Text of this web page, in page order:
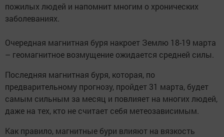
пожилых людей и напомнит многим о хронических
заболеваниях.
Очередная магнитная буря накроет Землю 18-19 марта
– геомагнитное возмущение ожидается средней силы.
Последняя магнитная буря, которая, по
предварительному прогнозу, пройдет 31 марта, будет
самым сильным за месяц и повлияет на многих людей,
даже на тех, кто не считает себя метеозависимым.
Как правило, магнитные бури влияют на вязкость